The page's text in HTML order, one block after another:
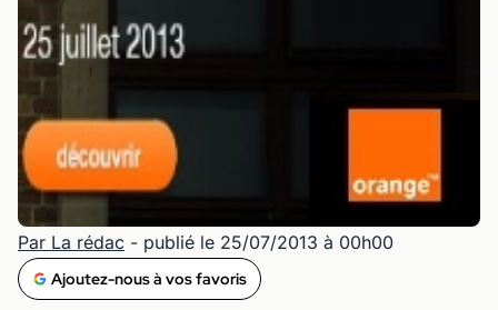
Par La rédac - publié le 25/07/2013 à 00h00
Ajoutez-nous à vos favoris